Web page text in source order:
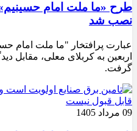
طرح «ما ملت امام حسینیم»
نصب شد
عبارت پرافتخار "ما ملت امام
اربعین به کربلای معلی، مقابل
گرفت.
09 مرداد 1405